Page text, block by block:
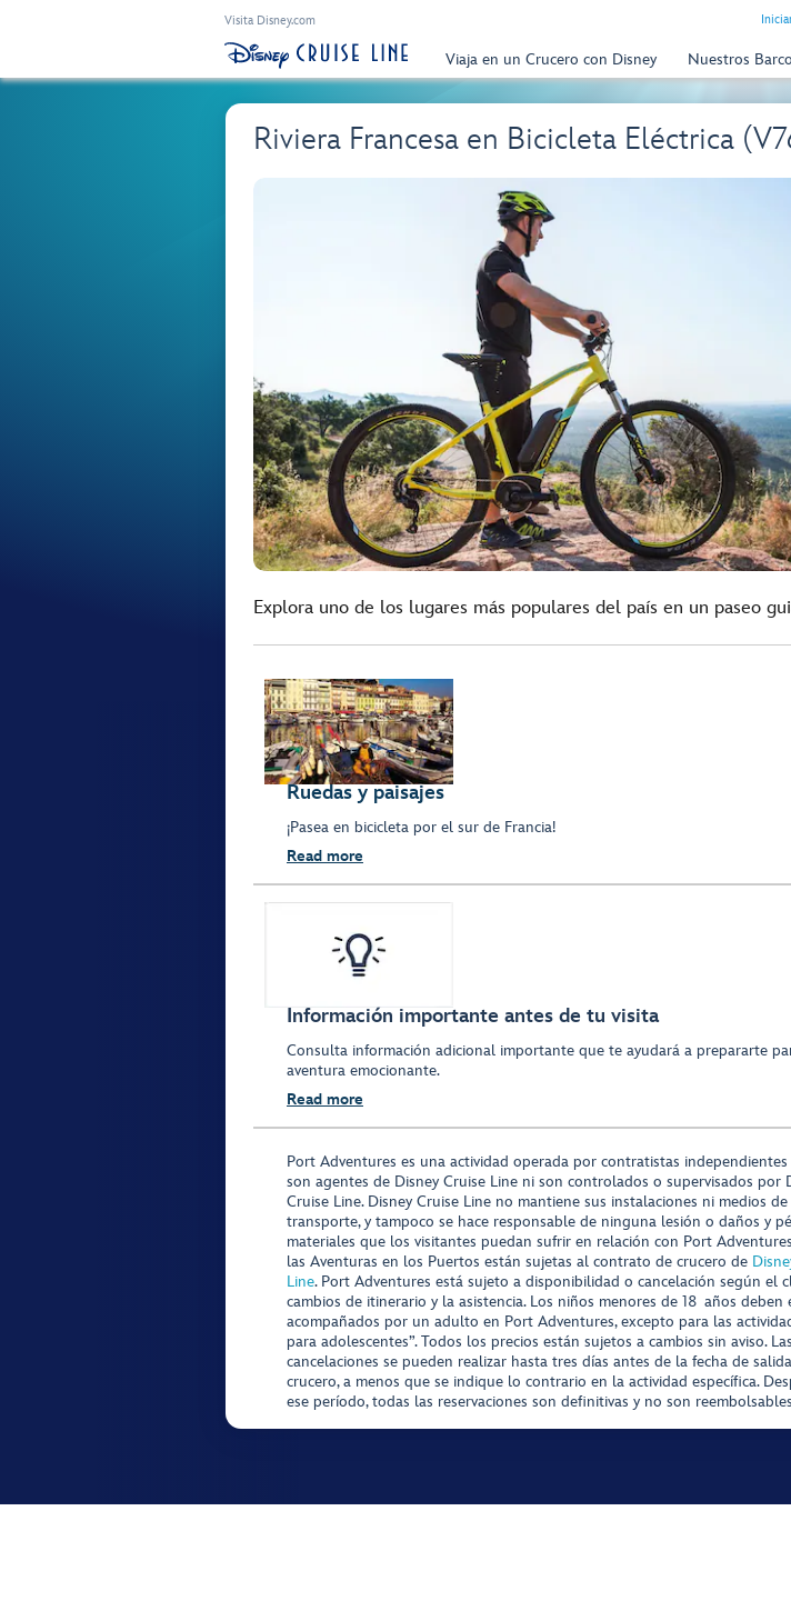
Visita Disney.com
Viaja en un Crucero con Disney Nuestros
Riviera Francesa en Bicicleta Eléctrica
Explora uno de los lugares más populares del país en un paseo
Ruedas y paisajes
¡Pasea en bicicleta por el sur de Francia!
Read more
Información importante antes de tu visita
Consulta información adicional importante que te ayudará a prepararte
aventura emocionante.
Read more
Port Adventures es una actividad operada por contratistas
son agentes de Disney Cruise Line ni son controlados o supervisados por
Cruise Line. Disney Cruise Line no mantiene sus instalaciones ni medios de
transporte, y tampoco se hace responsable de ninguna lesión o daños y
materiales que los visitantes puedan sufrir en relación con Port
las Aventuras en los Puertos están sujetas al contrato de crucero de
Line. Port Adventures está sujeto a disponibilidad o cancelación según el
cambios de itinerario y la asistencia. Los niños menores de 18 años deben
acompañados por un adulto en Port Adventures, excepto para las
para adolescentes”. Todos los precios están sujetos a cambios sin aviso. Las
cancelaciones se pueden realizar hasta tres días antes de la fecha de
crucero, a menos que se indique lo contrario en la actividad específica.
ese período, todas las reservaciones son definitivas y no son